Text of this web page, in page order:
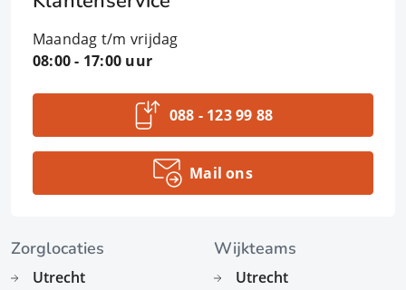
Maandag t/m vrijdag
08:00 - 17:00 uur
088 - 123 99 88
Mail ons
Zorglocaties
Utrecht
Wijkteams
Utrecht